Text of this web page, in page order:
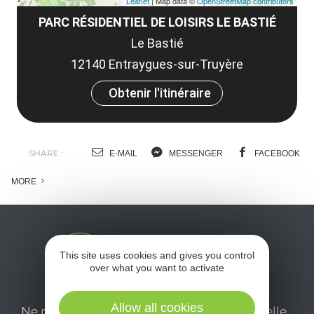
PARC RÉSIDENTIEL DE LOISIRS LE BASTIÉ
Le Bastié
12140 Entraygues-sur-Truyère
Obtenir l'itinéraire
SHARE : E-MAIL MESSENGER FACEBOOK
MORE
Ne manquez pas notre newsletter mensuelle
This site uses cookies and gives you control
over what you want to activate
Allow all cookies